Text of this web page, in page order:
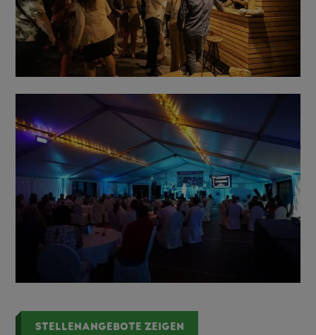
STELLENANGEBOTE ZEIGEN